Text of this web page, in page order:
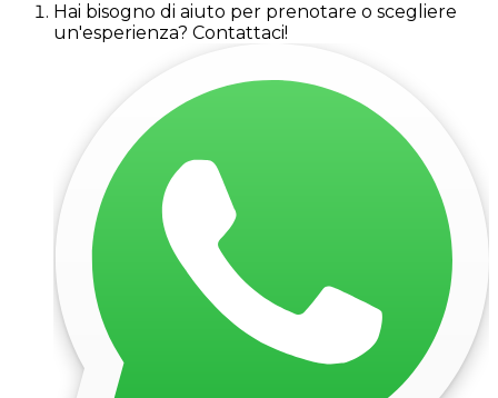
Hai bisogno di aiuto per prenotare o scegliere
un'esperienza? Contattaci!